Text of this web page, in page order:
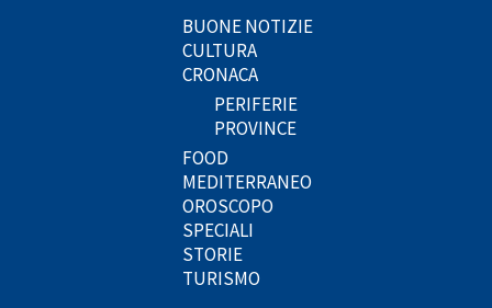
BUONE NOTIZIE
CULTURA
CRONACA
PERIFERIE
PROVINCE
FOOD
MEDITERRANEO
OROSCOPO
SPECIALI
STORIE
TURISMO